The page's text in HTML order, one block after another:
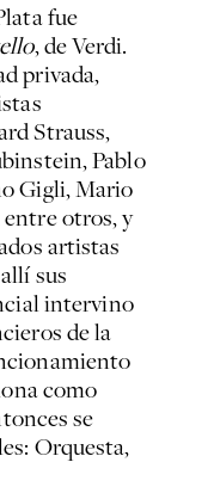
fue
, de Verdi.
privada,
Strauss,
Pablo
Gigli, Mario
otros, y
artistas
sus
intervino
de la
como
se
Orquesta,